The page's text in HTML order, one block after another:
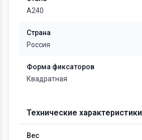
А240
Страна
Россия
Форма фиксаторов
Квадратная
Технические характеристики
Вес